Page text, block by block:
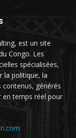
est un site
Congo. Les
spécialisées,
la politique, la
générés
en temps réel pour